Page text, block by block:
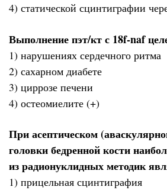
4) статической сцинтиграфии
Выполнение пэт/кт с 18f-naf
1) нарушениях сердечного ритма
2) сахарном диабете
3) циррозе печени
4) остеомиелите (+)
При асептическом
головки бедренной кости
из радионуклидных методик
1) прицельная сцинтиграфия